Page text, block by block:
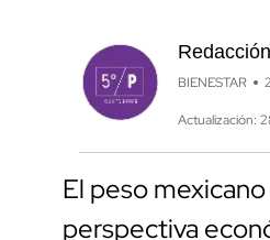
Redacción
BIENESTAR
Actualización:
El peso
perspectiva